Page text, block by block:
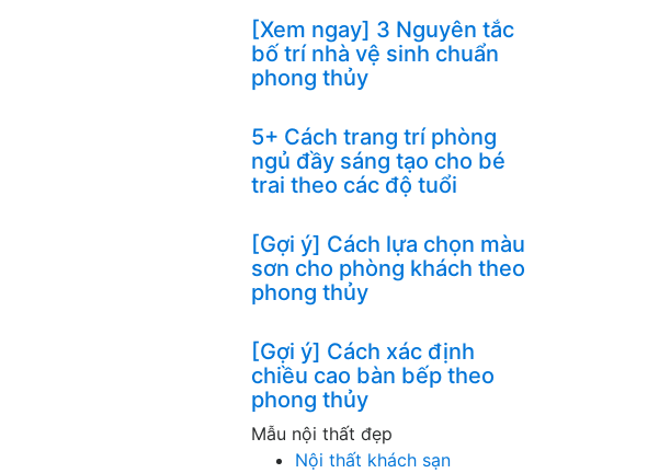
[Xem ngay] 3 Nguyên tắc
bố trí nhà vệ sinh chuẩn
phong thủy
5+ Cách trang trí phòng
ngủ đầy sáng tạo cho bé
trai theo các độ tuổi
[Gợi ý] Cách lựa chọn màu
sơn cho phòng khách theo
phong thủy
[Gợi ý] Cách xác định
chiều cao bàn bếp theo
phong thủy
Mẫu nội thất đẹp
Nội thất khách sạn